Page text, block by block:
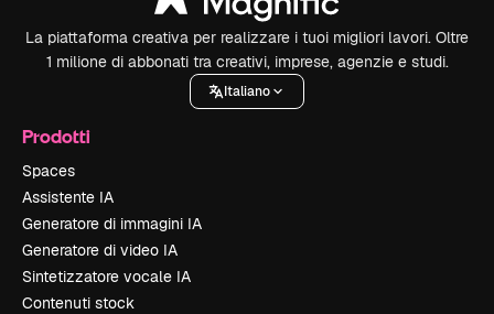
La piattaforma creativa per realizzare i tuoi migliori lavori. Oltre
1 milione di abbonati tra creativi, imprese, agenzie e studi.
Italiano
Prodotti
Spaces
Assistente IA
Generatore di immagini IA
Generatore di video IA
Sintetizzatore vocale IA
Contenuti stock